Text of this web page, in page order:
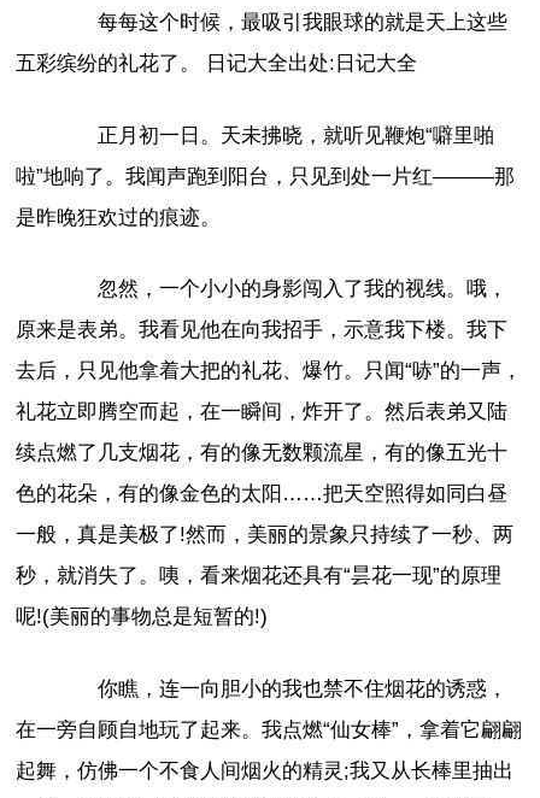
每每这个时候，最吸引我眼球的就是天上这些
五彩缤纷的礼花了。 日记大全出处:日记大全
正月初一日。天未拂晓，就听见鞭炮“噼里啪
啦”地响了。我闻声跑到阳台，只见到处一片红———那
是昨晚狂欢过的痕迹。
忽然，一个小小的身影闯入了我的视线。哦，
原来是表弟。我看见他在向我招手，示意我下楼。我下
去后，只见他拿着大把的礼花、爆竹。只闻“哧”的一声，
礼花立即腾空而起，在一瞬间，炸开了。然后表弟又陆
续点燃了几支烟花，有的像无数颗流星，有的像五光十
色的花朵，有的像金色的太阳……把天空照得如同白昼
一般，真是美极了!然而，美丽的景象只持续了一秒、两
秒，就消失了。咦，看来烟花还具有“昙花一现”的原理
呢!(美丽的事物总是短暂的!)
你瞧，连一向胆小的我也禁不住烟花的诱惑，
在一旁自顾自地玩了起来。我点燃“仙女棒”，拿着它翩翩
起舞，仿佛一个不食人间烟火的精灵;我又从长棒里抽出